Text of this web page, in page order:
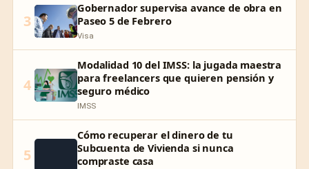
3
Gobernador supervisa avance de obra en
Paseo 5 de Febrero
Visa
4
Modalidad 10 del IMSS: la jugada maestra
para freelancers que quieren pensión y
seguro médico
IMSS
5
Cómo recuperar el dinero de tu
Subcuenta de Vivienda si nunca
compraste casa